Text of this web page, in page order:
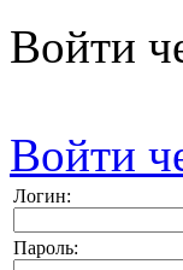
Войти
Войти
Логин:
Пароль: